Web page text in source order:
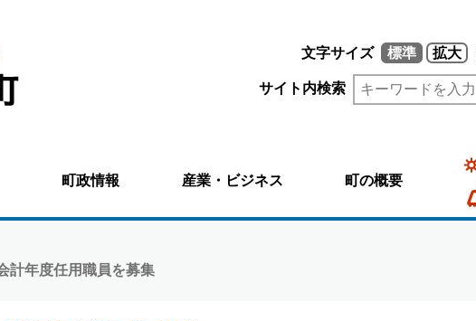
文字サイズ 標準 拡大
サイト内検索
町政情報 産業・ビジネス 町の概要
年度任用職員を募集